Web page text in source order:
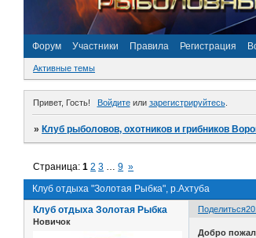
Форум Участники Правила Регистрация
Активные темы
Привет, Гость! Войдитеили зарегистрируйтесь.
» Клуб рыболовов, охотников и грибников
Клуб отдыха "Золотая Рыбка", р.Ахтуба
Страница:1 2 3 … 9 »
Поделиться
Клуб отдыха Золотая Рыбка
Новичок
Добро